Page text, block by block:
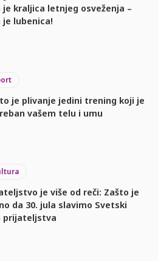
je kraljica letnjeg osveženja –
je lubenica!
je plivanje jedini trening koji je
vašem telu i umu
je više od reči: Zašto je
da 30. jula slavimo Svetski
prijateljstva